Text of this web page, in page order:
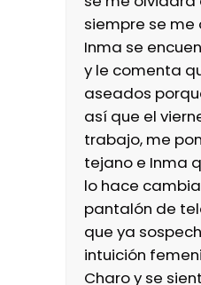
siempre se me
Inma se
y le comenta
aseados
así que el
trabajo, me
tejano e Inma
lo hace
pantalón de
que ya
intuición
Charo y se